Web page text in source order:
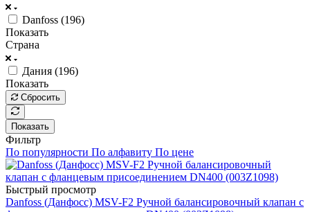
Danfoss (196)
Показать
Страна
Дания (196)
Показать
Сбросить
Показать
Фильтр
По популярности По алфавиту По цене
Быстрый просмотр
Danfoss (Данфосс) MSV-F2 Ручной балансировочный клапан с